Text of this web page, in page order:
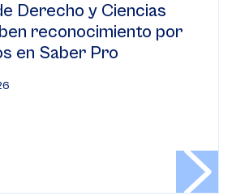
Derecho y Ciencias
reconocimiento por
en Saber Pro